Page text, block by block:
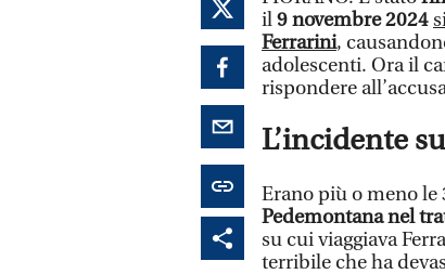
il9 novembre 2024
Ferrarini,
adolescenti. Ora il
rispondere
L’incidente
Erano più o meno
Pedemontana nel
su cui viaggiava
terribile che ha